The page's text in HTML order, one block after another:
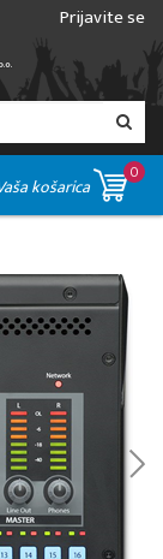
Prijavite se
košarica
0